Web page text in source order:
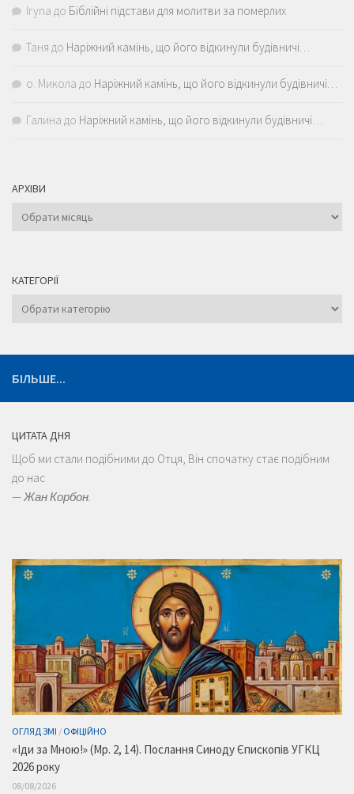
Iryna до Біблійні підстави для молитви за померлих
Таня до Наріжний камінь, що його відкинули будівничі…
о. Микола до Наріжний камінь, що його відкинули будівничі…
Галина до Наріжний камінь, що його відкинули будівничі…
АРХІВИ
Архіви
КАТЕГОРІЇ
Категорії
БІЛЬШЕ...
ЦИТАТА ДНЯ
Щоб ми стали подібними до Отця, Він спочатку стає подібним
до нас
—Жан Корбон.
ОГЛЯД ЗМІ / ОФІЦІЙНО
«Іди за Мною!» (Мр. 2, 14). Послання Синоду Єпископів УГКЦ
2026 року
08/08/2026